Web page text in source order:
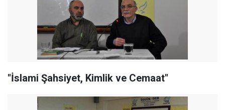
"İslami Şahsiyet, Kimlik ve Cemaat"